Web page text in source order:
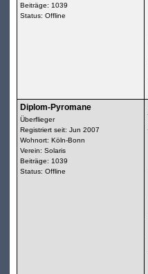
Beiträge: 1039
Status: Offline
Diplom-Pyromane
Überflieger
Registriert seit: Jun 2007
Wohnort: Köln-Bonn
Verein: Solaris
Beiträge: 1039
Status: Offline